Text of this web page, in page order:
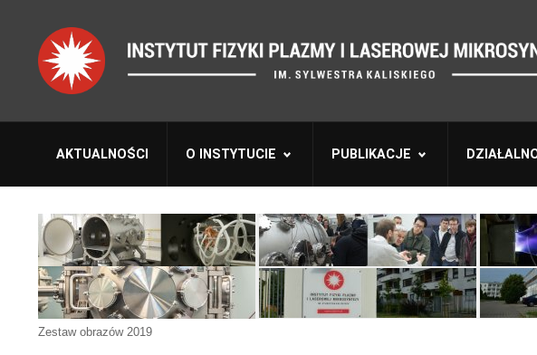
AKTUALNOŚCI O INSTYTUCIE PUBLIKACJE
Zestaw obrazów 2019